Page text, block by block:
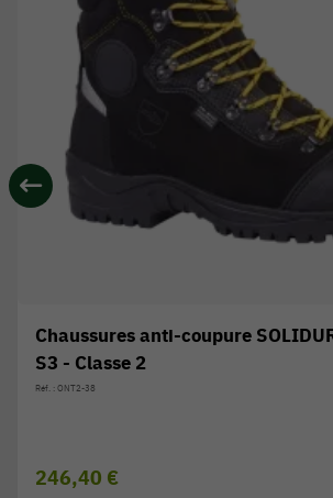
Chaussures anti-coupure
S3 - Classe 2
Réf. : ONT2-38
246,40 €